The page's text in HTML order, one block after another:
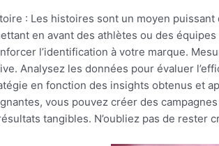
: Les histoires sont un moyen
en avant des athlètes ou des
l’identification à votre marque.
Analysez les données pour évaluer
en fonction des insights obtenus et
vous pouvez créer des
tangibles. N’oubliez pas de rester